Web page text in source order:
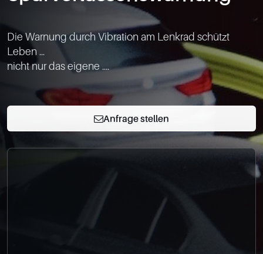
FAQ
Standorte
0049-861-900290
info@bimmer-manufaktur.de
Die Warnung durch Vibration am Lenkrad schützt
Leben ...
nicht nur das eigene ....
Anfrage stellen